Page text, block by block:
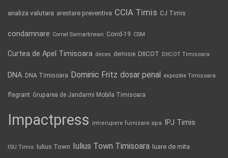
analiza valutara arestare preventiva CCIA Timis CJ Timis
condamnare Cornel Samartinean Covid-19 CSM
Curtea de Apel Timisoara deces demisie DIICOT DIICOT Timisoara
DNA DNA Timisoara Dominic Fritz dosar penal expozitie Timisoara
flagrant Gruparea de Jandarmi Mobila Timisoara
Impactpress intrerupere furnizare apa IPJ Timis
ISU Timis Iulius Town Iulius Town Timisoara luare de mita